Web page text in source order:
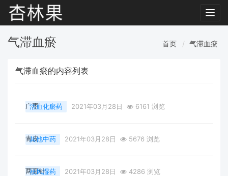
气滞血瘀 首页 气滞血瘀
气滞血瘀的内容列表
广枣
活血化瘀药 2021年03月28日 6161 浏览
青皮
其他中药 2021年03月28日 5676 浏览
两面针
祛风湿药 2021年03月28日 4286 浏览